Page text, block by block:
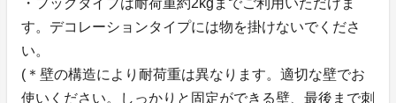
・フックタイプは耐荷重約2kgまでご利用いただけま
す。デコレーションタイプには物を掛けないでくださ
い。
(＊壁の構造により耐荷重は異なります。適切な壁でお
使いください。しっかりと固定ができる壁、最後まで刺